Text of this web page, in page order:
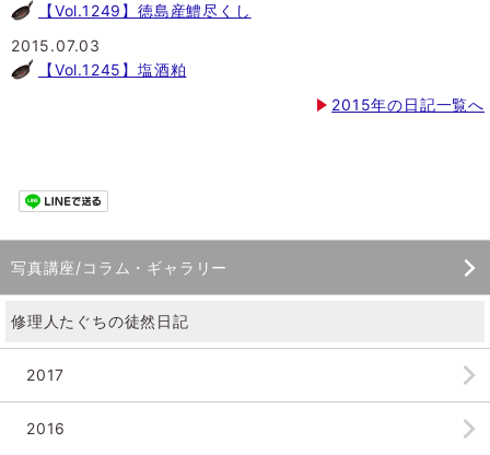
【Vol.1249】徳島産鱧尽くし
2015.07.03
【Vol.1245】塩酒粕
2015年の日記一覧へ
写真講座/コラム・ギャラリー
修理人たぐちの徒然日記
2017
2016